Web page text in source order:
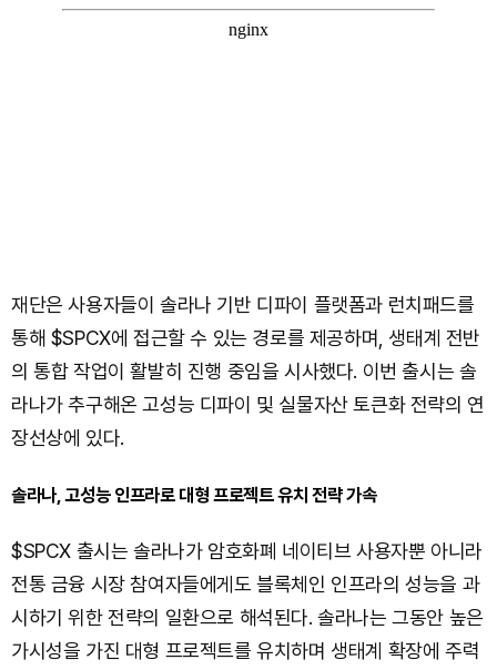
재단은 사용자들이 솔라나 기반 디파이 플랫폼과 런치패드를
통해 $SPCX에 접근할 수 있는 경로를 제공하며, 생태계 전반
의 통합 작업이 활발히 진행 중임을 시사했다. 이번 출시는 솔
라나가 추구해온 고성능 디파이 및 실물자산 토큰화 전략의 연
장선상에 있다.
솔라나, 고성능 인프라로 대형 프로젝트 유치 전략 가속
$SPCX 출시는 솔라나가 암호화폐 네이티브 사용자뿐 아니라
전통 금융 시장 참여자들에게도 블록체인 인프라의 성능을 과
시하기 위한 전략의 일환으로 해석된다. 솔라나는 그동안 높은
가시성을 가진 대형 프로젝트를 유치하며 생태계 확장에 주력